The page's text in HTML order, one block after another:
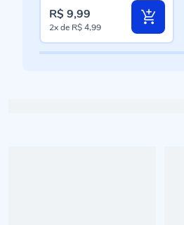
R$ 9,99
2xde R$ 4,99